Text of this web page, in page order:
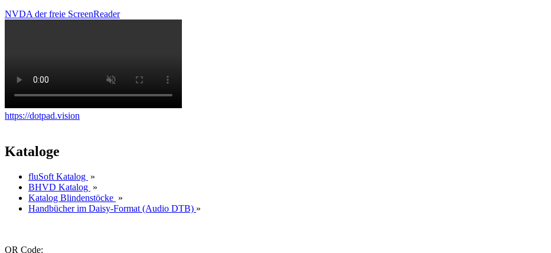
NVDA der freie ScreenReader
https://dotpad.vision
Kataloge
fluSoft Katalog »
BHVD Katalog »
Katalog Blindenstöcke »
Handbücher im Daisy-Format (Audio DTB) »
QR Code: